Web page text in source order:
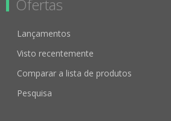
Ofertas
Lançamentos
Visto recentemente
Comparar a lista de produtos
Pesquisa